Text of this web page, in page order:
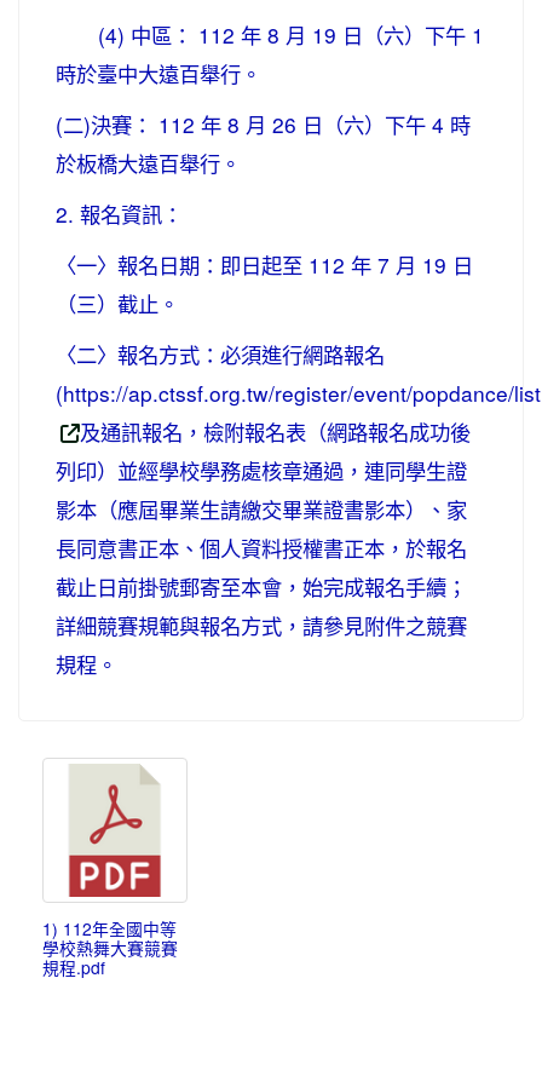
(4) 中區： 112 年 8 月 19 日（六）下午 1
時於臺中大遠百舉行。
(二)決賽： 112 年 8 月 26 日（六）下午 4 時
於板橋大遠百舉行。
2. 報名資訊：
〈一〉報名日期：即日起至 112 年 7 月 19 日
（三）截止。
〈二〉報名方式：必須進行網路報名
(https://ap.ctssf.org.tw/register/event/popdance/list
及通訊報名，檢附報名表（網路報名成功後
列印）並經學校學務處核章通過，連同學生證
影本（應屆畢業生請繳交畢業證書影本）、家
長同意書正本、個人資料授權書正本，於報名
截止日前掛號郵寄至本會，始完成報名手續；
詳細競賽規範與報名方式，請參見附件之競賽
規程。
1) 112年全國中等
學校熱舞大賽競賽
規程.pdf